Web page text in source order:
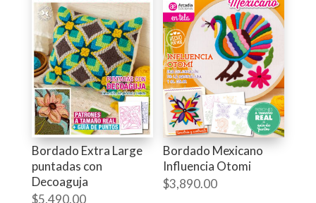
Bordado Extra Large
puntadas con
Decoaguja
$5,490.00
Bordado Mexicano
Influencia Otomi
$3,890.00